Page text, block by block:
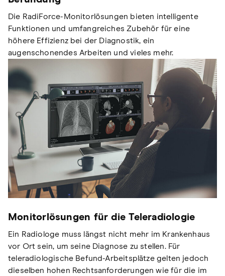
Die RadiForce-Monitorlösungen bieten intelligente
Funktionen und umfangreiches Zubehör für eine
höhere Effizienz bei der Diagnostik, ein
augenschonendes Arbeiten und vieles mehr.
Monitorlösungen für die Teleradiologie
Ein Radiologe muss längst nicht mehr im Krankenhaus
vor Ort sein, um seine Diagnose zu stellen. Für
teleradiologische Befund-Arbeitsplätze gelten jedoch
dieselben hohen Rechtsanforderungen wie für die im